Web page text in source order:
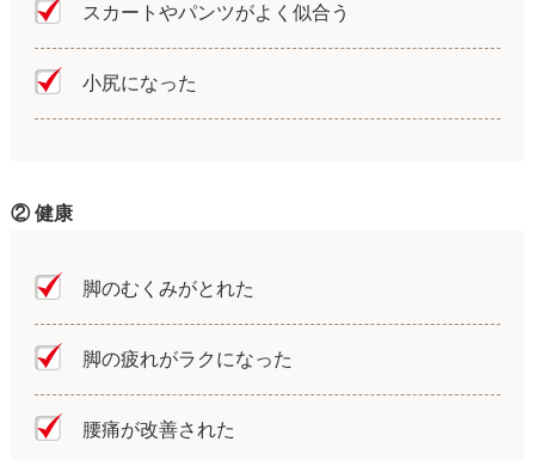
スカートやパンツがよく似合う
小尻になった
② 健康
脚のむくみがとれた
脚の疲れがラクになった
腰痛が改善された